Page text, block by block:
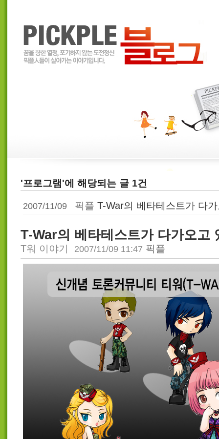
'프로그램'에 해당되는 글 1건
2007/11/09 픽플 T-War의 베타테스트가 다
T-War의 베타테스트가 다가오고
T워 이야기 2007/11/09 11:47 픽플